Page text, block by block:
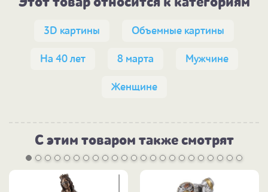
3D картины Объемные картины
На 40 лет 8 марта Мужчине
Женщине
С этим товаром также смотрят